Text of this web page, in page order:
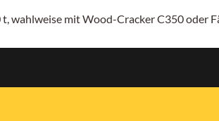
t, wahlweise mit Wood-Cracker C350 oder